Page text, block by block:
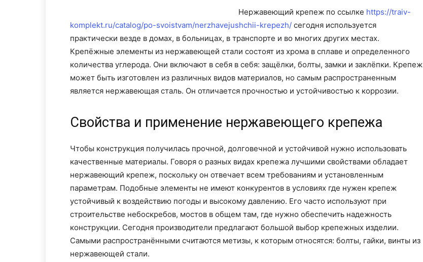
Нержавеющий крепеж по ссылке https://traiv-
komplekt.ru/catalog/po-svoistvam/nerzhavejushchii-krepezh/ сегодня используется
практически везде в домах, в больницах, в транспорте и во многих других местах.
Крепёжные элементы из нержавеющей стали состоят из хрома в сплаве и определенного
количества углерода. Они включают в себя в себя: защёлки, болты, замки и заклёпки. Крепеж
может быть изготовлен из различных видов материалов, но самым распространенным
является нержавеющая сталь. Он отличается прочностью и устойчивостью к коррозии.
Свойства и применение нержавеющего крепежа
Чтобы конструкция получилась прочной, долговечной и устойчивой нужно использовать
качественные материалы. Говоря о разных видах крепежа лучшими свойствами обладает
нержавеющий крепеж, поскольку он отвечает всем требованиям и установленным
параметрам. Подобные элементы не имеют конкурентов в условиях где нужен крепеж
устойчивый к воздействию погоды и высокому давлению. Его часто используют при
строительстве небоскребов, мостов в общем там, где нужно обеспечить надежность
конструкции. Сегодня производители предлагают большой выбор крепежных изделии.
Самыми распространёнными считаются метизы, к которым относятся: болты, гайки, винты из
нержавеющей стали.